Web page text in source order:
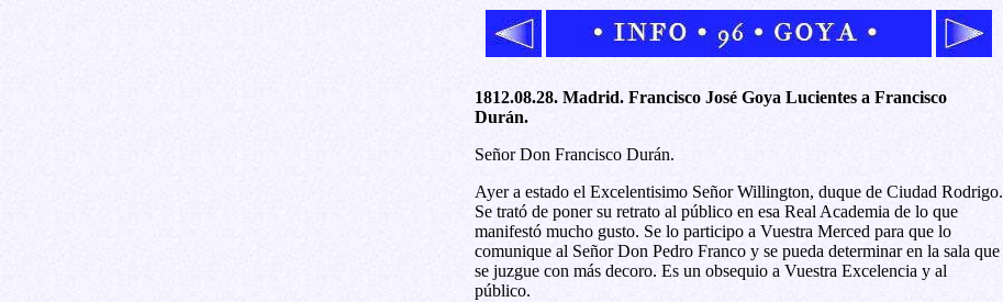
1812.08.28. Madrid. Francisco José Goya Lucientes a Francisco
Durán.
Señor Don Francisco Durán.
Ayer a estado el Excelentisimo Señor Willington, duque de Ciudad Rodrigo.
Se trató de poner su retrato al público en esa Real Academia de lo que
manifestó mucho gusto. Se lo participo a Vuestra Merced para que lo
comunique al Señor Don Pedro Franco y se pueda determinar en la sala que
se juzgue con más decoro. Es un obsequio a Vuestra Excelencia y al
público.